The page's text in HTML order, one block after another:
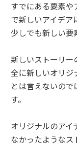
すでにある要素や
で新しいアイデア
少しでも新しい要
新しいストーリー
全に新しいオリジ
とは言えないの
す。
オリジナルのアイ
なかったようなス